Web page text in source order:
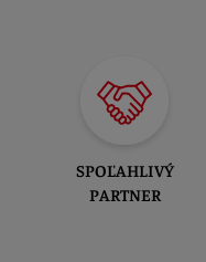
SPOĽAHLIVÝ
PARTNER